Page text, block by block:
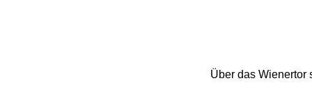
Über das Wienertor